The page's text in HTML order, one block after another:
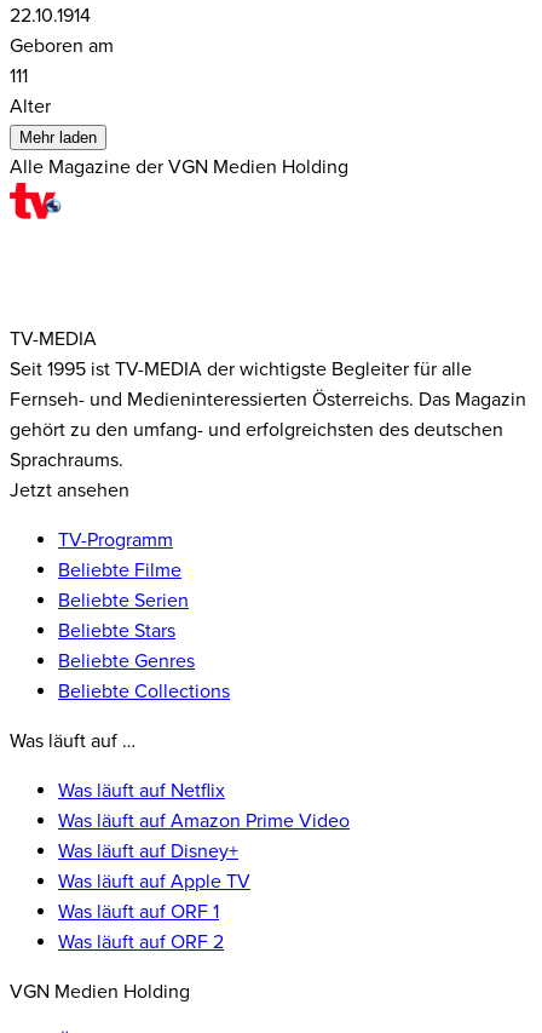
22.10.1914
Geboren am
111
Alter
Mehr laden
Alle Magazine der VGN Medien Holding
TV-MEDIA
Seit 1995 ist TV-MEDIA der wichtigste Begleiter für alle
Fernseh- und Medieninteressierten Österreichs. Das Magazin
gehört zu den umfang- und erfolgreichsten des deutschen
Sprachraums.
Jetzt ansehen
TV-Programm
Beliebte Filme
Beliebte Serien
Beliebte Stars
Beliebte Genres
Beliebte Collections
Was läuft auf …
Was läuft auf Netflix
Was läuft auf Amazon Prime Video
Was läuft auf Disney+
Was läuft auf Apple TV
Was läuft auf ORF 1
Was läuft auf ORF 2
VGN Medien Holding